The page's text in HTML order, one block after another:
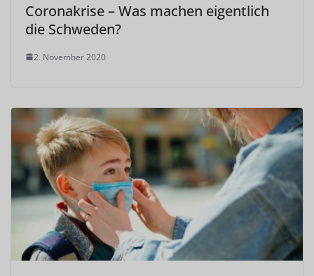
Coronakrise – Was machen eigentlich
die Schweden?
2. November 2020